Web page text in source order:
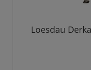
Loesdau